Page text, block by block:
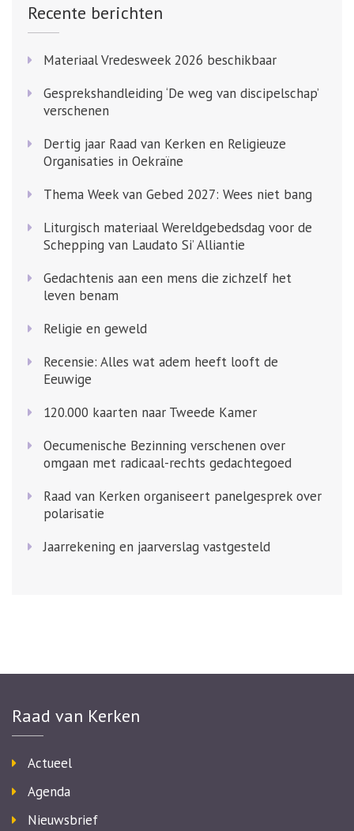
Recente berichten
Materiaal Vredesweek 2026 beschikbaar
Gesprekshandleiding ‘De weg van discipelschap’
verschenen
Dertig jaar Raad van Kerken en Religieuze
Organisaties in Oekraïne
Thema Week van Gebed 2027: Wees niet bang
Liturgisch materiaal Wereldgebedsdag voor de
Schepping van Laudato Si’ Alliantie
Gedachtenis aan een mens die zichzelf het
leven benam
Religie en geweld
Recensie: Alles wat adem heeft looft de
Eeuwige
120.000 kaarten naar Tweede Kamer
Oecumenische Bezinning verschenen over
omgaan met radicaal-rechts gedachtegoed
Raad van Kerken organiseert panelgesprek over
polarisatie
Jaarrekening en jaarverslag vastgesteld
Raad van Kerken
Actueel
Agenda
Nieuwsbrief